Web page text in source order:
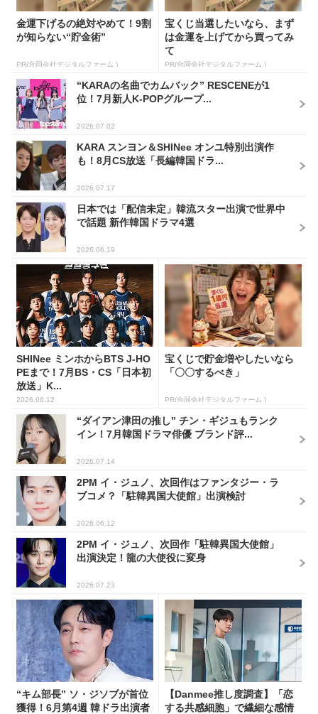
金運下げるの絶対やめて！9割
が知らない“貯金術”
PR(合同会社デジタルファーム )
宝くじ当選したいなら、まず
は金運を上げてから買ってみ
て
PR(合同会社デジタルファーム )
“KARAの名曲でカムバック” RESCENEが1
位！7月新人K-POPグループ...
2026.07.02
KARA スンヨン＆SHINee オンユ特別出演作
も！8月CS放送「長編韓国ドラ...
2026.07.17
日本では「配信未定」韓流スター出演で世界中
で話題 新作韓国ドラマ4選
2026.06.19
SHINee ミンホからBTS J-HO
PEまで！7月BS・CS「日本初
放送」K...
2026.06.12
宝くじで貯金増やしたいなら
「〇〇するべき」
PR(合同会社デジタルファーム )
“ダイアン津田の推し” チン・ギジュもランク
イン！7月韓国ドラマ俳優 ブランド評...
2026.07.14
2PM イ・ジュノ、次回作はファンタジー・ラ
ブコメ？「駐韓異国大使館」出演検討
2026.06.12
2PM イ・ジュノ、次回作「駐韓異国大使館」
出演決定！龍の大使役に変身
2026.07.23
“キム部長” ソ・ジソブが首位
獲得！6月第4週 韓ドラ出演者
【Danmee推し度調査】「恋
する共感細胞」で繊細な感情